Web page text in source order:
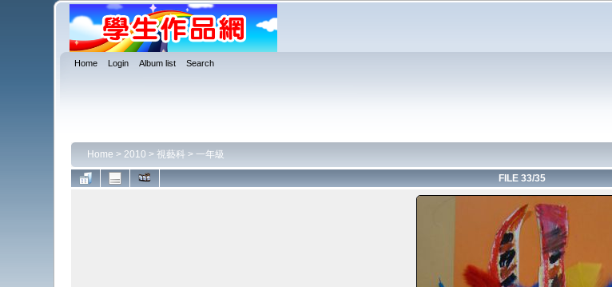
Home Login Album list Search
Home > 2010 > 視藝科> 一年級
FILE 33/35